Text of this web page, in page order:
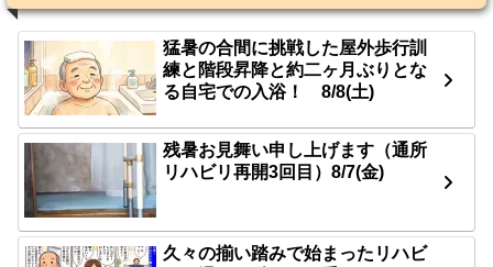
猛暑の合間に挑戦した屋外歩行訓
練と階段昇降と約二ヶ月ぶりとな
る自宅での入浴！ 8/8(土)
残暑お見舞い申し上げます（通所
リハビリ再開3回目）8/7(金)
久々の揃い踏みで始まったリハビ